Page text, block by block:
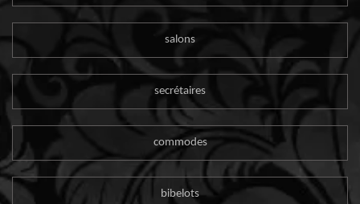
salons
secrétaires
commodes
bibelots